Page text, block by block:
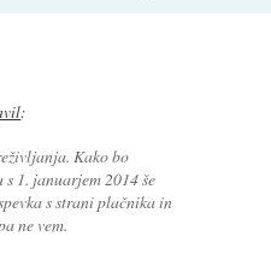
:
Kako bo
1. januarjem 2014 še
s strani plačnika in
ne vem.